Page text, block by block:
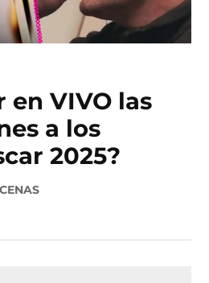
en VIVO las
a los
2025?